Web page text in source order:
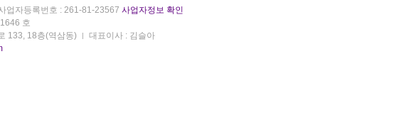
업자등록번호 : 261-81-23567 사업자정보 확인
호
133, 18층(역삼동)
대표이사 : 김슬아